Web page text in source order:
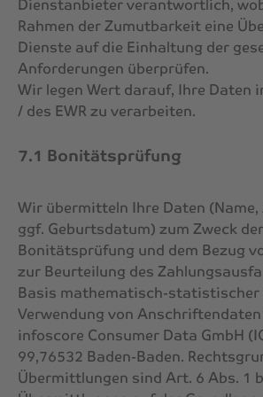
Dienstanbieter verantwortlich,
Rahmen der Zumutbarkeit eine
Dienste auf die Einhaltung der
Anforderungen überprüfen.
Wir legen Wert darauf, Ihre Daten
/ des EWR zu verarbeiten.
7.1 Bonitätsprüfung
Wir übermitteln Ihre Daten (Name,
ggf. Geburtsdatum) zum Zweck der
Bonitätsprüfung und dem Bezug
zur Beurteilung des
Basis mathematisch-statistischer
Verwendung von
infoscore Consumer Data GmbH
99,76532 Baden-Baden.
Übermittlungen sind Art. 6 Abs. 1